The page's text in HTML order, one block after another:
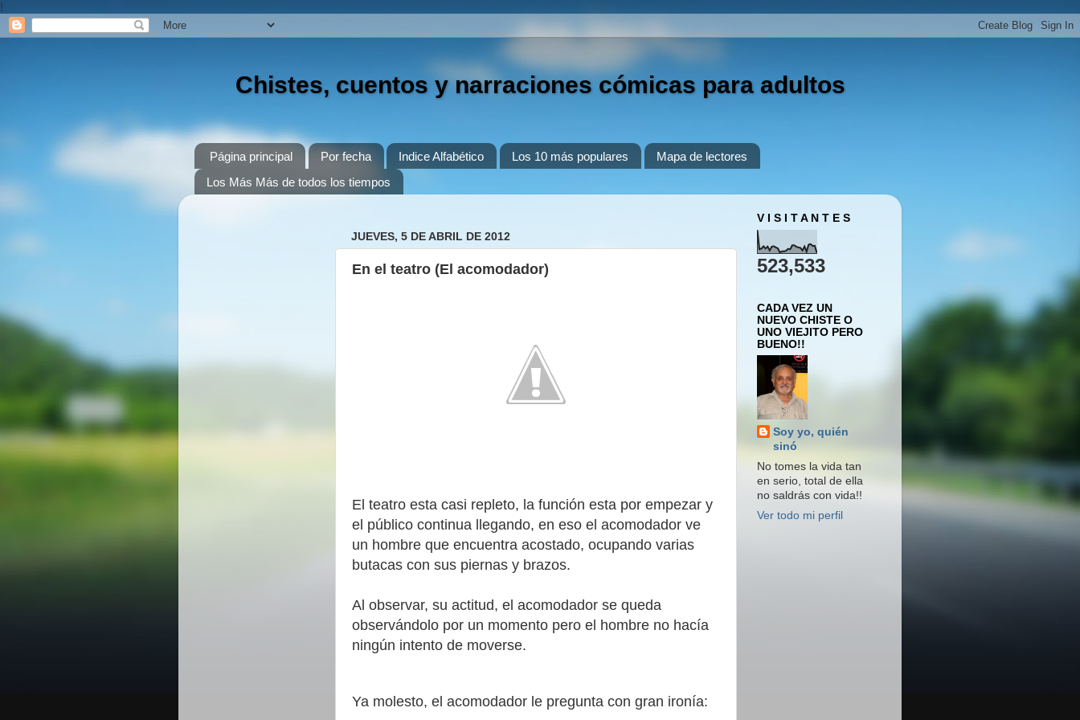
!
Chistes, cuentos y narraciones cómicas para adultos
Página principal Por fecha Indice Alfabético Los 10 más populares
Mapa de lectores
Los Más Más de todos los tiempos
JUEVES, 5 DE ABRIL DE 2012
En el teatro (El acomodador)
El teatro esta casi repleto, la función esta por empezar y
el público continua llegando, en eso el acomodador ve
un hombre que encuentra acostado, ocupando varias
butacas con sus piernas y brazos.
Al observar, su actitud, el acomodador se queda
observándolo por un momento pero el hombre no hacía
ningún intento de moverse.
Ya molesto, el acomodador le pregunta con gran ironía:
V I S I T A N T E S
523,533
CADA VEZ UN
NUEVO CHISTE O
UNO VIEJITO PERO
BUENO!!
Soy yo, quién
sinó
No tomes la vida tan
en serio, total de ella
no saldrás con vida!!
Ver todo mi perfil